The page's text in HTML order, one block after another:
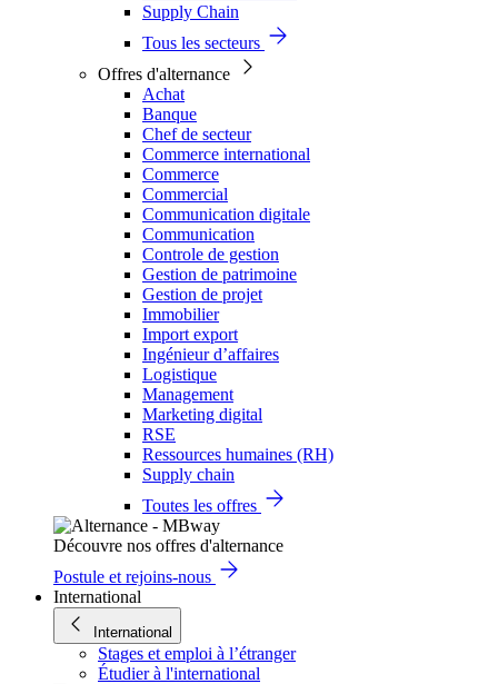
Supply Chain
Tous les secteurs
Offres d'alternance
Achat
Banque
Chef de secteur
Commerce international
Commerce
Commercial
Communication digitale
Communication
Controle de gestion
Gestion de patrimoine
Gestion de projet
Immobilier
Import export
Ingénieur d’affaires
Logistique
Management
Marketing digital
RSE
Ressources humaines (RH)
Supply chain
Toutes les offres
Découvre nos offres d'alternance
Postule et rejoins-nous
International
International
Stages et emploi à l’étranger
Étudier à l'international